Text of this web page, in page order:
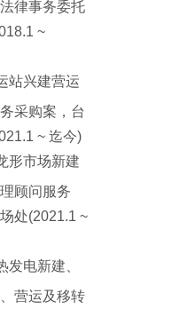
律事务委托
~
站兴建营运
采购案，台
~ 迄今)
形市场新建
顾问服务
处(2021.1 ~
发电新建、
营运及移转